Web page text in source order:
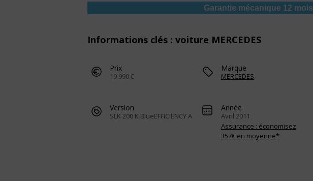
Garantie mécanique 12 mois
Informations clés : voiture MERCEDES
Prix
19 990 €
Marque
MERCEDES
Version
SLK 200 K BlueEFFICIENCY A
Année
Avril 2011
Assurance : économisez
357€ en moyenne*